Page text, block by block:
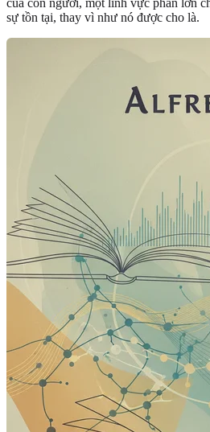
sự tồn tại, thay vì như nó được cho là.